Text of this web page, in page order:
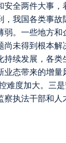
全两件大事
我国各类事
。一些地方和
未得到根本
续发展，各
态带来的增
难度加大。三
执法干部和人